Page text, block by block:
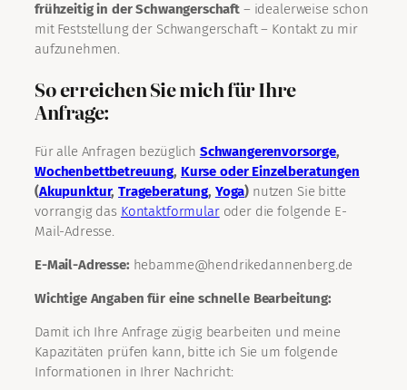
frühzeitig in der Schwangerschaft – idealerweise schon
mit Feststellung der Schwangerschaft – Kontakt zu mir
aufzunehmen.
So erreichen Sie mich für Ihre
Anfrage:
Für alle Anfragen bezüglich Schwangerenvorsorge,
Wochenbettbetreuung, Kurse oder Einzelberatungen
(Akupunktur,Trageberatung, Yoga) nutzen Sie bitte
vorrangig das Kontaktformularoder die folgende E-
Mail-Adresse.
E-Mail-Adresse: hebamme@hendrikedannenberg.de
Wichtige Angaben für eine schnelle Bearbeitung:
Damit ich Ihre Anfrage zügig bearbeiten und meine
Kapazitäten prüfen kann, bitte ich Sie um folgende
Informationen in Ihrer Nachricht: